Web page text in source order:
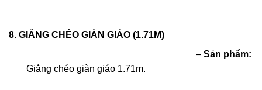
8. GIẰNG CHÉO GIÀN GIÁO (1.71M)
– Sản phẩm:
Giằng chéo giàn giáo 1.71m.